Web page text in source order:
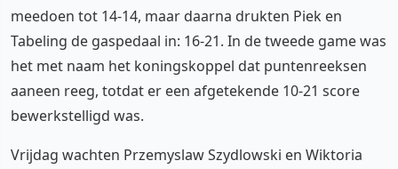
meedoen tot 14-14, maar daarna drukten Piek en
Tabeling de gaspedaal in: 16-21. In de tweede game was
het met naam het koningskoppel dat puntenreeksen
aaneen reeg, totdat er een afgetekende 10-21 score
bewerkstelligd was.
Vrijdag wachten Przemyslaw Szydlowski en Wiktoria